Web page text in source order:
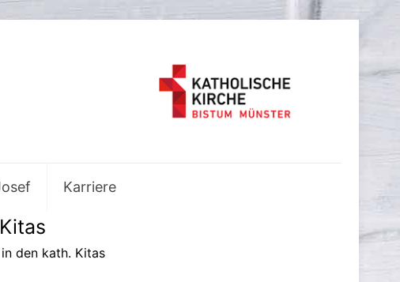
Karriere
den kath. Kitas